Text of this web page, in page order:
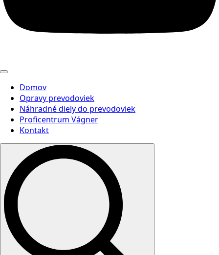
Domov
Opravy prevodoviek
Náhradné diely do prevodoviek
Proficentrum Vágner
Kontakt